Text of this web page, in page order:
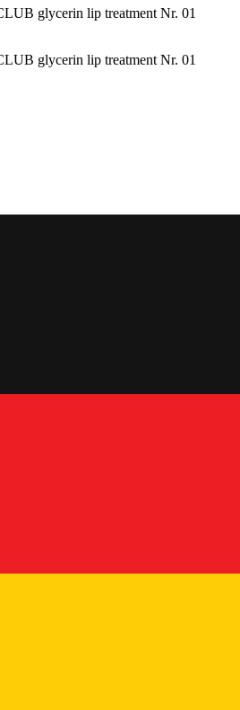
glycerin lip treatment Nr. 01
glycerin lip treatment Nr. 01